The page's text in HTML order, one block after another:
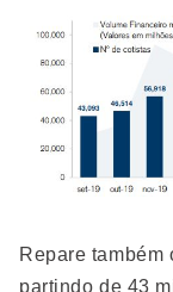
Repare também
partindo de 43